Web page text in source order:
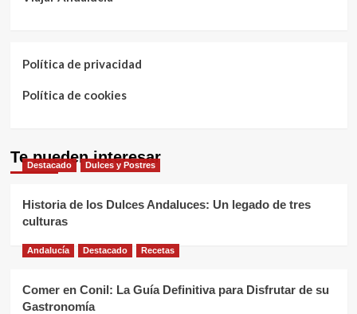
Política de privacidad
Política de cookies
Te pueden interesar
Destacado Dulces y Postres
Historia de los Dulces Andaluces: Un legado de tres
culturas
Andalucía Destacado Recetas
Comer en Conil: La Guía Definitiva para Disfrutar de su
Gastronomía